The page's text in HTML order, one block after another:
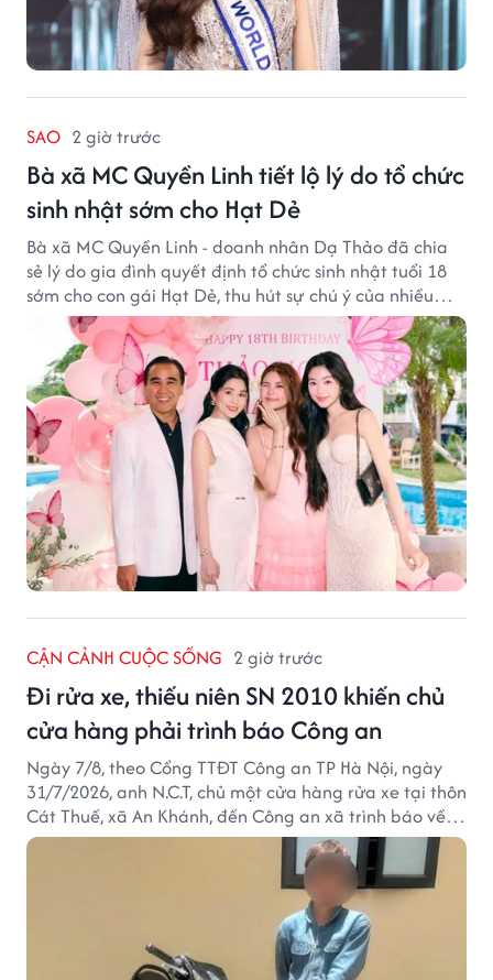
SAO 2 giờ trước
Bà xã MC Quyền Linh tiết lộ lý do tổ chức
sinh nhật sớm cho Hạt Dẻ
Bà xã MC Quyền Linh - doanh nhân Dạ Thảo đã chia
sẻ lý do gia đình quyết định tổ chức sinh nhật tuổi 18
sớm cho con gái Hạt Dẻ, thu hút sự chú ý của nhiều
người hâm mộ.
CẬN CẢNH CUỘC SỐNG 2 giờ trước
Đi rửa xe, thiếu niên SN 2010 khiến chủ
cửa hàng phải trình báo Công an
Ngày 7/8, theo Cổng TTĐT Công an TP Hà Nội, ngày
31/7/2026, anh N.C.T, chủ một cửa hàng rửa xe tại thôn
Cát Thuế, xã An Khánh, đến Công an xã trình báo về
việc bị mất trộm chiếc xe máy Honda Wave. Trong cốp
xe còn có nhiều giấy tờ cá nhân và khoảng 1,2 triệu